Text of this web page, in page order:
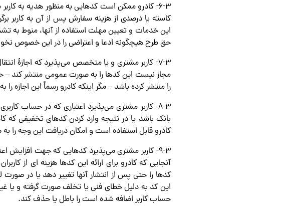
۶-۳- کادرو ممکن است کدهایی به منظور هدیه به
کاسته یا درصدی از هزینه سفارش پس از آن به کاربر
این خدمات و تعیین مهلت استفاده از آنها، منوط
حق طرح هیچگونه ادعا و اعتراضی را در این خصوص
۷-۳- کاربر مشتری و یا متخصص می‌پذیرد که اجازۀ
مجاز نیست این کدها را به صورت عمومی منتشر کند
را منتشر کرده باشد – مگر اینکه کادرو رسماً این اجازه را
۸-۳- کاربر مشتری می‌پذیرد اعتباری که در حساب
بانک باشد یا در نتیجه وارد کردن کدهای تخفیفی که
کادرو قابل استفاده است و امکان دریافت این وجه را
۹-۳- کاربر مشتری می‌پذیرد کدهایی که جهت
آنجایی که کادرو برای ارائه این کدها هزینه ای از
کدها را حتی پس از انتشار آنها تغییر دهد یا در
این کد به دلیل خطای فنی یا تخلف صورت گرفته و یا
حساب کاربر اضافه شده است را باطل یا حذف کند.